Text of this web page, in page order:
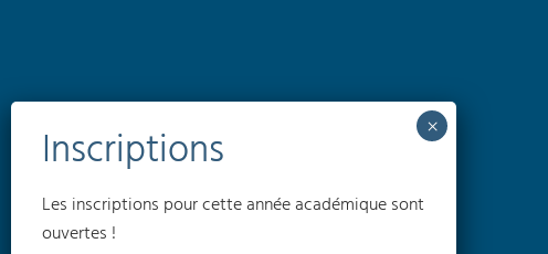
Les inscriptions pour cette année académique sont
ouvertes !